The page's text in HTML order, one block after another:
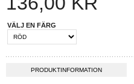
VÄLJ EN FÄRG
PRODUKTINFORMATION